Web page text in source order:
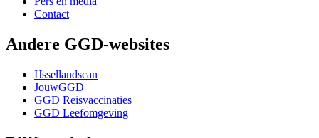
Contact
Andere GGD-websites
IJssellandscan
JouwGGD
GGD Reisvaccinaties
GGD Leefomgeving